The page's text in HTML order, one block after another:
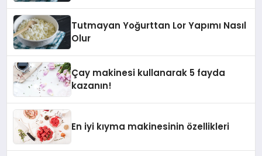
Tutmayan Yoğurttan Lor Yapımı Nasıl
Olur
Çay makinesi kullanarak 5 fayda
kazanın!
En iyi kıyma makinesinin özellikleri